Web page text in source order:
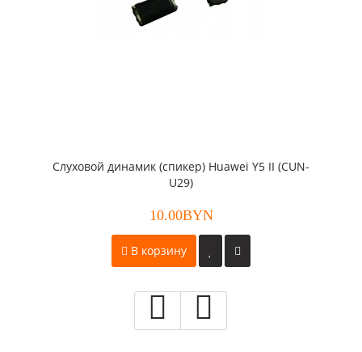
Слуховой динамик (спикер) Huawei Y5 II (CUN-
U29)
10.00BYN
В корзину